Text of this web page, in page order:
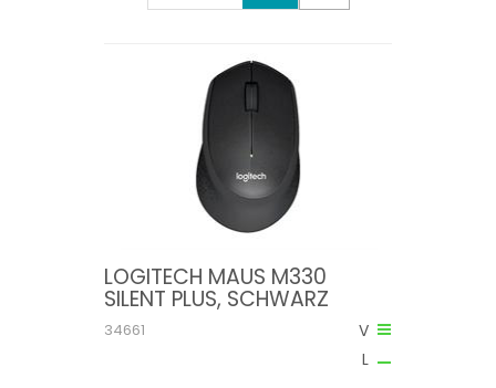
LOGITECH MAUS M330
SILENT PLUS, SCHWARZ
V
L
34661